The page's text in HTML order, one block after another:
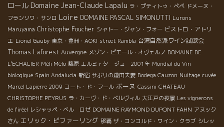
ロール Domaine Jean-Claude Lapalu ラ・プティトゥ・ペペ ドメーヌ・
フランソワ・サンロ Loire DOMAINE PASCAL SIMONUTTI Lurons
Maruyama Christophe Foucher シャトー・ジャン・フォー ビストロ・アトリ
エ Lionel Gauby 東京・豊洲・AOKI street Rambla 台湾自然派ワイン試飲会
Thomas Laforest Auvergne メゾン・ピエール・オヴェルノ DOMAINE DE
L'ECHALIER Méli Mélo 藤原 エルミｒタージュ 2001年 Mondial du Vin
biologique Spain Andalucia 新宿 サボリの鎌田夫妻 Bodega Cauzon Nuitage cuvée
Marcel Lapierre 2009 コート・ド・フール ボーヌ Cassini CHATEAU
CHRISTOPHE PEYRUS ラ・カーヴ・ド・ベルヴィル 大江戸の夜景 Les vignerons
de l'iréel レシャッペ・ベル ロゼ DOMAINE RAYMOND DUPONT FAHN アヌック
さん エリック・ピファーリング 那覇 ザ・コンコルド・ワイン・クラブ シレッ